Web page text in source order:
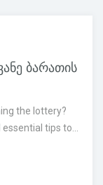
ბარათის
the lottery?
tips to...